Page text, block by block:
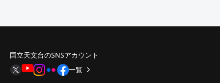
国立天文台のSNSアカウント
一覧